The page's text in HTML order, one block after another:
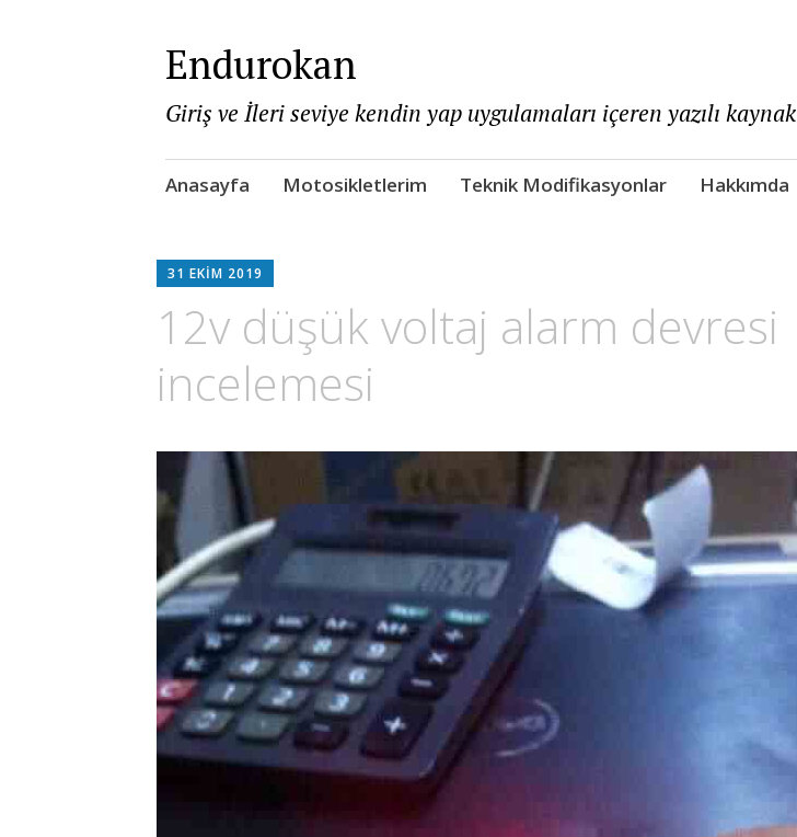
Endurokan
Giriş ve İleri seviye kendin yap uygulamaları içeren yazılı kaynak
Skip
Anasayfa Motosikletlerim Teknik Modifikasyonlar Hakkımda
31 EKIM 2019
12v düşük voltaj alarm devresi
incelemesi